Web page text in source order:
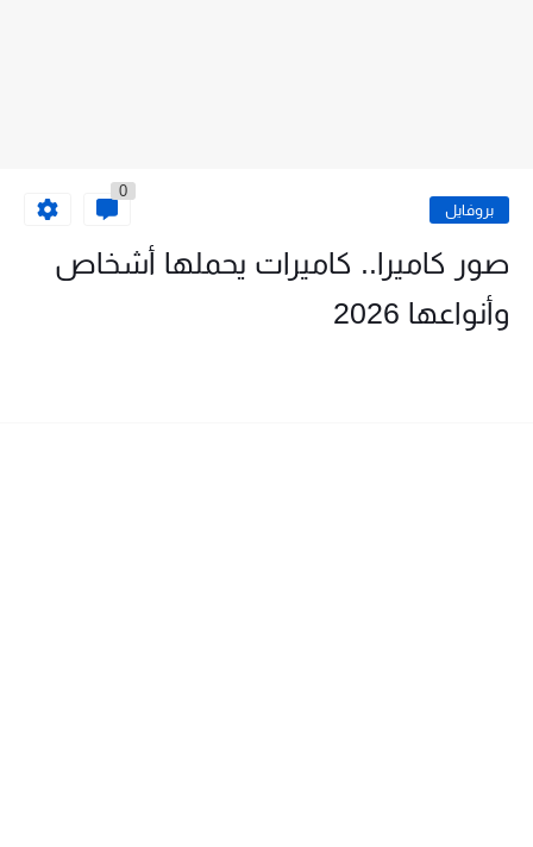
بروفايل
0
صور كاميرا.. كاميرات يحملها أشخاص
وأنواعها 2026